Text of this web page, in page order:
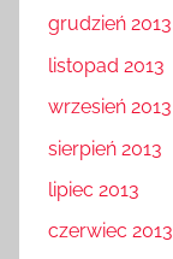
grudzień 2013
listopad 2013
wrzesień 2013
sierpień 2013
lipiec 2013
czerwiec 2013